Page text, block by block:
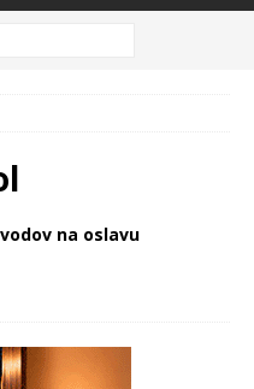
na oslavu